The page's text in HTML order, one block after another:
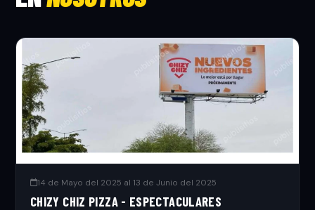
14 de Mayo del 2025 al 13 de Junio del 2025
CHIZY CHIZ PIZZA - ESPECTACULARES